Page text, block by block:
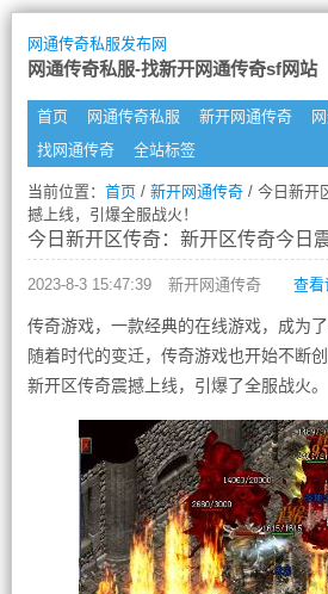
网通传奇私服发布网
网通传奇私服-找新开网通传奇sf网站
首页 网通传奇私服 新开网通传奇
找网通传奇
全站标签
当前位置： 首页/ 新开网通传奇/ 今日新开
撼上线，引爆全服战火！
今日新开区传奇：新开区传奇今日
2023-8-3 15:47:39 新开网通传奇 查看
传奇游戏，一款经典的在线游戏，成为
随着时代的变迁，传奇游戏也开始不断
新开区传奇震撼上线，引爆了全服战火。